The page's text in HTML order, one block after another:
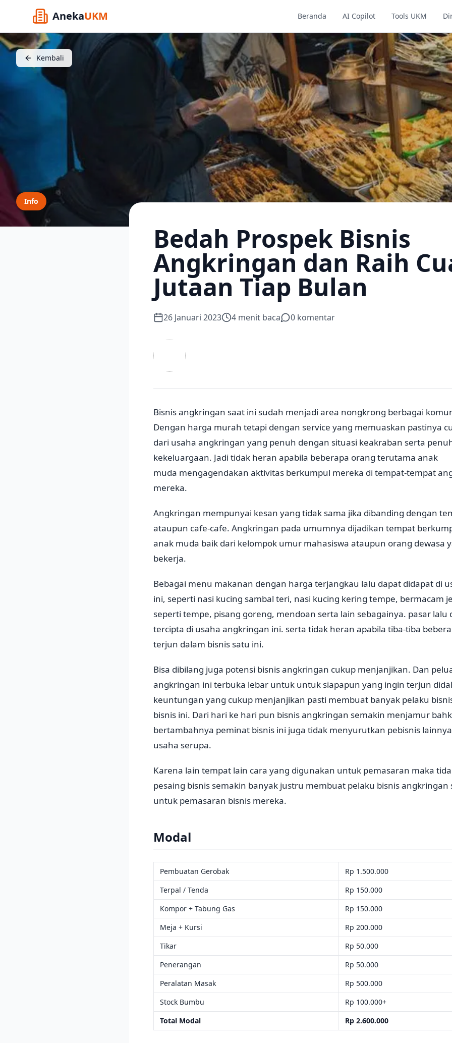
AnekaUKM Beranda AI Copilot Tools UKM
Kembali
Info
Bedah Prospek Bisnis
Angkringan dan Raih
Jutaan Tiap Bulan
26 Januari 2023 4 menit baca 0 komentar
Bisnis angkringan saat ini sudah menjadi area nongkrong berbagai
Dengan harga murah tetapi dengan service yang memuaskan pastinya
dari usaha angkringan yang penuh dengan situasi keakraban serta
kekeluargaan. Jadi tidak heran apabila beberapa orang terutama anak
muda mengagendakan aktivitas berkumpul mereka di tempat-tempat
mereka.
Angkringan mempunyai kesan yang tidak sama jika dibanding dengan
ataupun cafe-cafe. Angkringan pada umumnya dijadikan tempat
anak muda baik dari kelompok umur mahasiswa ataupun orang dewasa
bekerja.
Bebagai menu makanan dengan harga terjangkau lalu dapat didapat di
ini, seperti nasi kucing sambal teri, nasi kucing kering tempe, bermacam
seperti tempe, pisang goreng, mendoan serta lain sebagainya. pasar lalu
tercipta di usaha angkringan ini. serta tidak heran apabila tiba-tiba
terjun dalam bisnis satu ini.
Bisa dibilang juga potensi bisnis angkringan cukup menjanjikan. Dan
angkringan ini terbuka lebar untuk untuk siapapun yang ingin terjun
keuntungan yang cukup menjanjikan pasti membuat banyak pelaku
bisnis ini. Dari hari ke hari pun bisnis angkringan semakin menjamur
bertambahnya peminat bisnis ini juga tidak menyurutkan pebisnis
usaha serupa.
Karena lain tempat lain cara yang digunakan untuk pemasaran maka
pesaing bisnis semakin banyak justru membuat pelaku bisnis angkringan
untuk pemasaran bisnis mereka.
Modal
Pembuatan Gerobak
Rp 1.500.000
Terpal / Tenda
Rp 150.000
Kompor + Tabung Gas
Rp 150.000
Meja + Kursi
Rp 200.000
Tikar
Rp 50.000
Penerangan
Rp 50.000
Peralatan Masak
Rp 500.000
Stock Bumbu
Rp 100.000+
Total Modal
Rp 2.600.000